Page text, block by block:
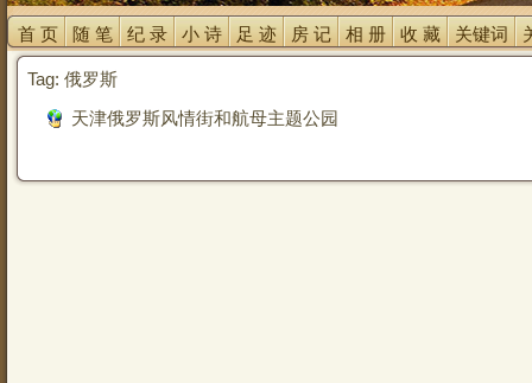
首 页 随 笔 纪 录 小 诗 足 迹 房 记 相 册 收 藏 关键词
Tag: 俄罗斯
天津俄罗斯风情街和航母主题公园